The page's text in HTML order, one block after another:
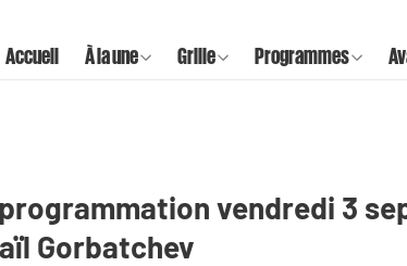
Accueil À la une Grille Programmes
vendredi 3
Gorbatchev